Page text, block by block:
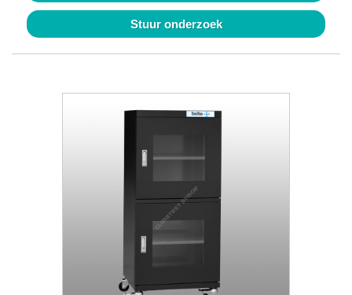
Stuur onderzoek